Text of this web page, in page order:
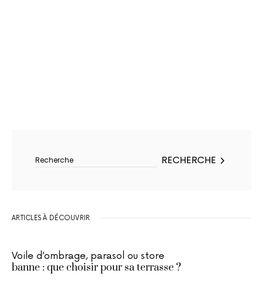
RECHERCHE
ARTICLES À DÉCOUVRIR
Voile d’ombrage, parasol ou store
banne : que choisir pour sa terrasse ?